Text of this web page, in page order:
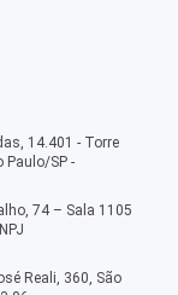
14.401 - Torre
Paulo/SP -
74 – Sala 1105
Reali, 360, São